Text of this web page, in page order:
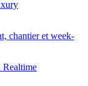
chantier et week-